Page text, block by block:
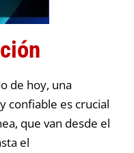
de hoy, una
confiable es crucial
que van desde el
el